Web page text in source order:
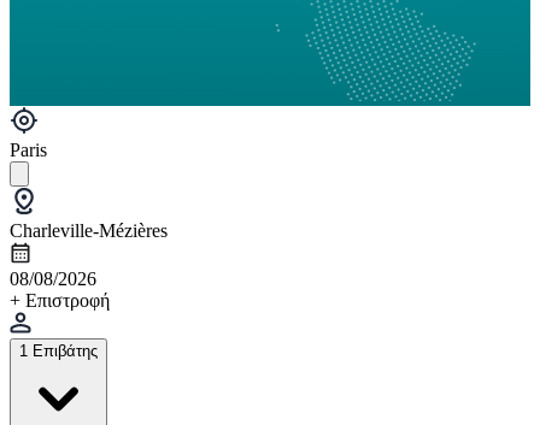
Paris
Charleville-Mézières
08/08/2026
+ Επιστροφή
1 Επιβάτης